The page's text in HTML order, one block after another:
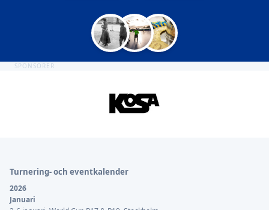
SPONSORER
Turnering- och eventkalender
2026
Januari